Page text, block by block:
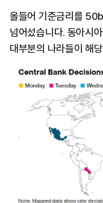
올들어 기준금리를
넘어섰습니다. 동아시
대부분의 나라들이 해